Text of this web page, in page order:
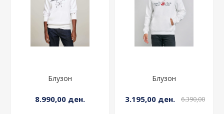
Блузон
8.990,00 ден.
Блузон
3.195,00 ден.
6.390,00